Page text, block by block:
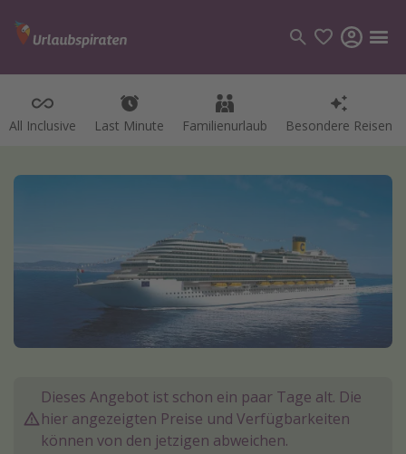
All Inclusive Last Minute Familienurlaub Besondere Reisen
Kategorien
Alle Reiseziele
Gozo Urlaub
Normandie Urlaub
Dieses Angebot ist schon ein paar Tage alt. Die
hier angezeigten Preise und Verfügbarkeiten
können von den jetzigen abweichen.